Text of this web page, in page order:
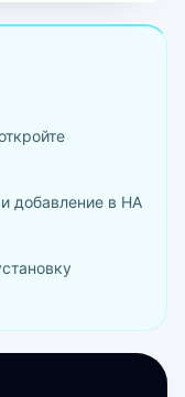
добавление в HA